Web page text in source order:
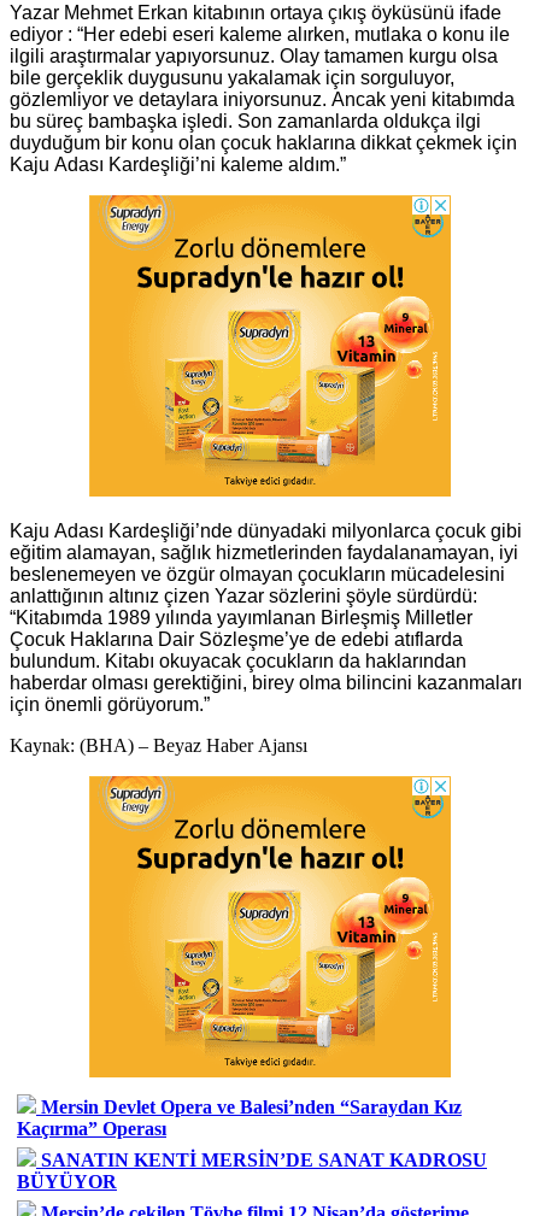
Yazar Mehmet Erkan kitabının ortaya çıkış öyküsünü ifade
ediyor : “Her edebi eseri kaleme alırken, mutlaka o konu ile
ilgili araştırmalar yapıyorsunuz. Olay tamamen kurgu olsa
bile gerçeklik duygusunu yakalamak için sorguluyor,
gözlemliyor ve detaylara iniyorsunuz. Ancak yeni kitabımda
bu süreç bambaşka işledi. Son zamanlarda oldukça ilgi
duyduğum bir konu olan çocuk haklarına dikkat çekmek için
Kaju Adası Kardeşliği’ni kaleme aldım.”
Kaju Adası Kardeşliği’nde dünyadaki milyonlarca çocuk gibi
eğitim alamayan, sağlık hizmetlerinden faydalanamayan, iyi
beslenemeyen ve özgür olmayan çocukların mücadelesini
anlattığının altınız çizen Yazar sözlerini şöyle sürdürdü:
“Kitabımda 1989 yılında yayımlanan Birleşmiş Milletler
Çocuk Haklarına Dair Sözleşme’ye de edebi atıflarda
bulundum. Kitabı okuyacak çocukların da haklarından
haberdar olması gerektiğini, birey olma bilincini kazanmaları
için önemli görüyorum.”
Kaynak: (BHA) – Beyaz Haber Ajansı
Mersin Devlet Opera ve Balesi’nden “Saraydan Kız
Kaçırma” Operası
SANATIN KENTİ MERSİN’DE SANAT KADROSU
BÜYÜYOR